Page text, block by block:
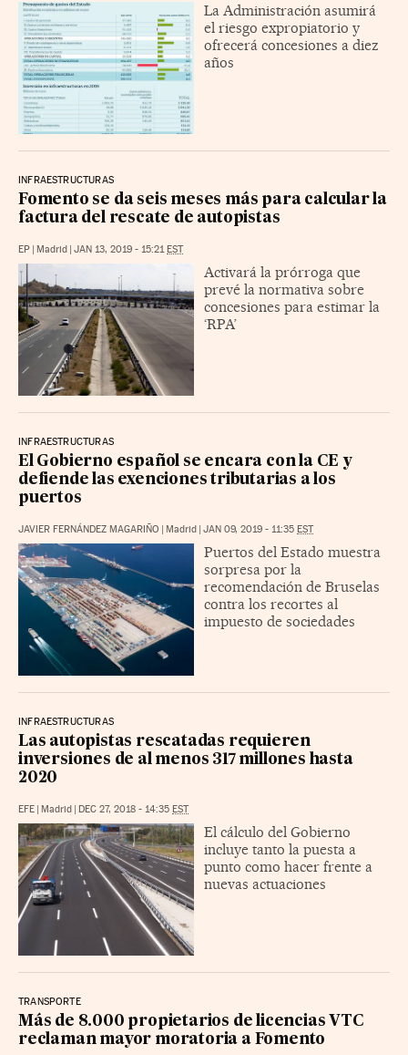
La Administración asumirá
el riesgo expropiatorio y
ofrecerá concesiones a diez
años
INFRAESTRUCTURAS
Fomento se da seis meses más para calcular la
factura del rescate de autopistas
EP | Madrid | JAN 13, 2019 - 15:21EST
Activará la prórroga que
prevé la normativa sobre
concesiones para estimar la
‘RPA’
INFRAESTRUCTURAS
El Gobierno español se encara con la CE y
defiende las exenciones tributarias a los
puertos
JAVIER FERNÁNDEZ MAGARIÑO | Madrid | JAN 09, 2019 - 11:35 EST
Puertos del Estado muestra
sorpresa por la
recomendación de Bruselas
contra los recortes al
impuesto de sociedades
INFRAESTRUCTURAS
Las autopistas rescatadas requieren
inversiones de al menos 317 millones hasta
2020
EFE | Madrid | DEC 27, 2018 - 14:35 EST
El cálculo del Gobierno
incluye tanto la puesta a
punto como hacer frente a
nuevas actuaciones
TRANSPORTE
Más de 8.000 propietarios de licencias VTC
reclaman mayor moratoria a Fomento